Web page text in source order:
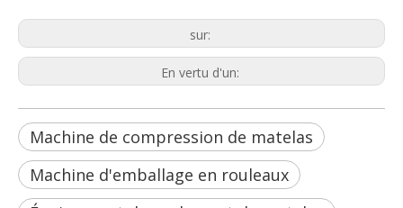
sur:
En vertu d'un:
Machine de compression de matelas
Machine d'emballage en rouleaux